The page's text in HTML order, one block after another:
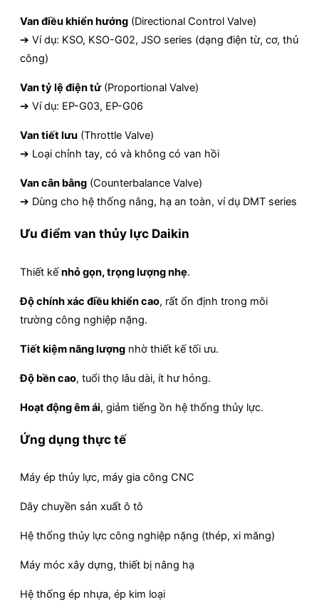
Van điều khiển hướng (Directional Control Valve)
➔ Ví dụ: KSO, KSO-G02, JSO series (dạng điện từ, cơ, thủ
công)
Van tỷ lệ điện tử(Proportional Valve)
➔ Ví dụ: EP-G03, EP-G06
Van tiết lưu (Throttle Valve)
➔ Loại chỉnh tay, có và không có van hồi
Van cân bằng (Counterbalance Valve)
➔ Dùng cho hệ thống nâng, hạ an toàn, ví dụ DMT series
Ưu điểm van thủy lực Daikin
Thiết kếnhỏ gọn, trọng lượng nhẹ.
Độ chính xác điều khiển cao, rất ổn định trong môi
trường công nghiệp nặng.
Tiết kiệm năng lượng nhờ thiết kế tối ưu.
Độ bền cao, tuổi thọ lâu dài, ít hư hỏng.
Hoạt động êm ái, giảm tiếng ồn hệ thống thủy lực.
Ứng dụng thực tế
Máy ép thủy lực, máy gia công CNC
Dây chuyền sản xuất ô tô
Hệ thống thủy lực công nghiệp nặng (thép, xi măng)
Máy móc xây dựng, thiết bị nâng hạ
Hệ thống ép nhựa, ép kim loại